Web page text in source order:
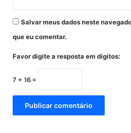
Salvar meus dados neste
que eu comentar.
Favor digite a resposta em dígitos:
7 + 16 =